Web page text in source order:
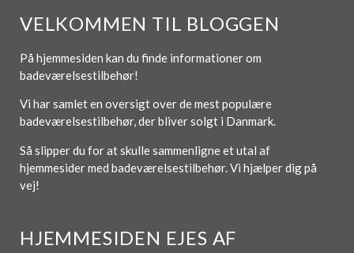
VELKOMMEN TIL BLOGGEN
På hjemmesiden kan du finde informationer om
badeværelsestilbehør!
Vi har samlet en oversigt over de mest populære
badeværelsestilbehør, der bliver solgt i Danmark.
Så slipper du for at skulle sammenligne et utal af
hjemmesider med badeværelsestilbehør. Vi hjælper dig på
vej!
HJEMMESIDEN EJES AF